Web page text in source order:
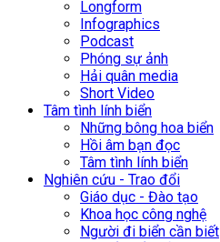
Longform
Infographics
Podcast
Phóng sự ảnh
Hải quân media
Short Video
Tâm tình lính biển
Những bông hoa biển
Hồi âm bạn đọc
Tâm tình lính biển
Nghiên cứu - Trao đổi
Giáo dục - Đào tạo
Khoa học công nghệ
Người đi biển cần biết